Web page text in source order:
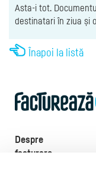
Asta-i tot.
destinatari în ziua și
Înapoi la listă
Despre
facturare